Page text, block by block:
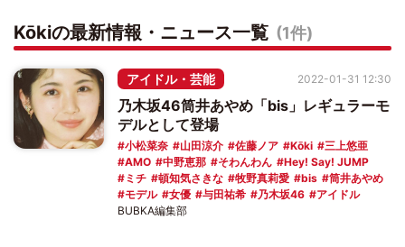
Kōkiの最新情報・ニュース一覧 (1件)
アイドル・芸能
乃木坂46筒井あやめ「bis」レギュラーモ
デルとして登場
小松菜奈 山田涼介 佐藤ノア Kōki
三上悠亜
AMO
中野恵那 そわんわん
Hey! Say! JUMP
ミチ
頓知気さきな 牧野真莉愛 bis
筒井あやめ
モデル
女優 与田祐希 乃木坂46 アイドル
2022-01-31 12:30
BUBKA編集部